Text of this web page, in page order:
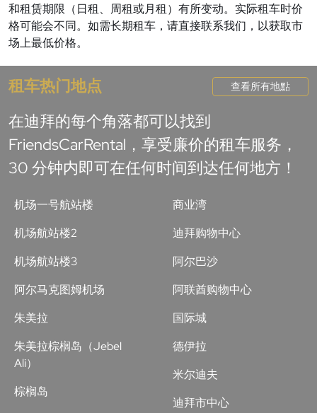
和租赁期限（日租、周租或月租）有所变动。实际租车时价
格可能会不同。如需长期租车，请直接联系我们，以获取市
场上最低价格。
租车热门地点 查看所有地點
在迪拜的每个角落都可以找到
FriendsCarRental，享受廉价的租车服务，
30 分钟内即可在任何时间到达任何地方！
机场一号航站楼
机场航站楼2
机场航站楼3
阿尔马克图姆机场
商业湾
迪拜购物中心
阿尔巴沙
阿联酋购物中心
朱美拉
朱美拉棕榈岛（Jebel
Ali）
棕榈岛
国际城
德伊拉
米尔迪夫
迪拜市中心